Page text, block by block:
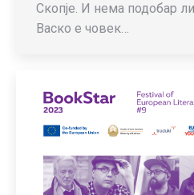
Скопје. И нема подобар
Васко е човек…